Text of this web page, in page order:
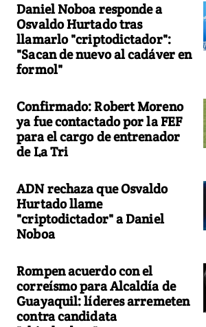
Daniel Noboa responde a
Osvaldo Hurtado tras
llamarlo "criptodictador":
"Sacan de nuevo al cadáver en
formol"
Confirmado: Robert Moreno
ya fue contactado por la FEF
para el cargo de entrenador
de La Tri
ADN rechaza que Osvaldo
Hurtado llame
"criptodictador" a Daniel
Noboa
Rompen acuerdo con el
correísmo para Alcaldía de
Guayaquil: líderes arremeten
contra candidata